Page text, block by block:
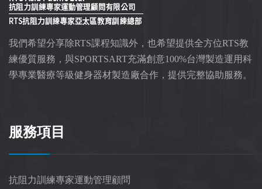
我們希望分享除RTS課程知識外，也希望提供全方位RTS教
練優質服務，與SPORTSART充滿創意100%台灣製造運用科
學專業醫療等級健身器材製造廠合作，提供完整協助服務。
服務項目
抗阻力訓練專家運動管理顧問